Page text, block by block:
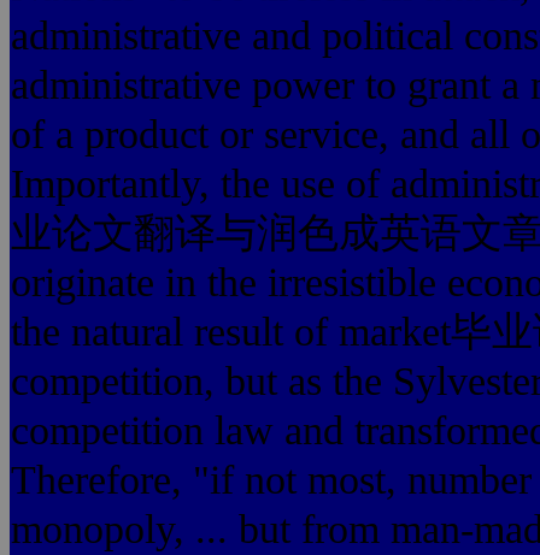
administrative and political
administrative power to grant
of a product or service, and all
Importantly, the use of
业论文翻译与润色成英语文章
originate in the irresistible
the natural result of market毕
competition, but as the
competition law and
Therefore, "if not most,
monopoly, ... but from man-